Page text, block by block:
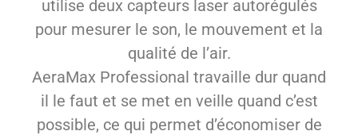
utilise deux capteurs laser autorégulés
pour mesurer le son, le mouvement et la
qualité de l’air.
AeraMax Professional travaille dur quand
il le faut et se met en veille quand c’est
possible, ce qui permet d’économiser de